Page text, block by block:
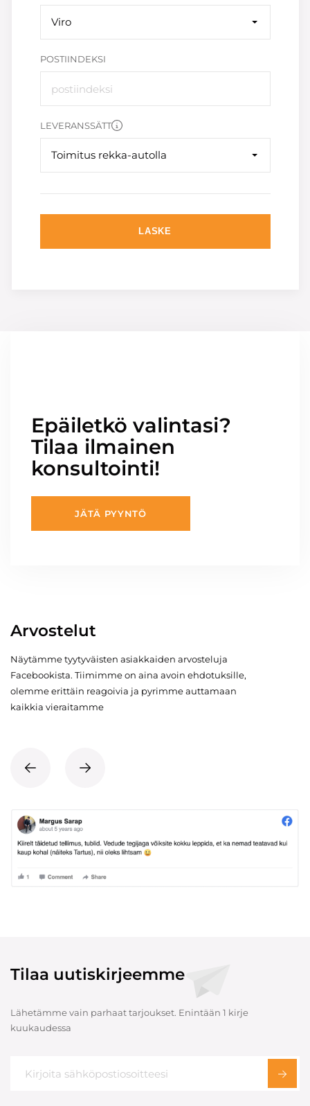
Viro
POSTIINDEKSI
LEVERANSSÄTT
Toimitus rekka-autolla
LASKE
Epäiletkö valintasi?
Tilaa ilmainen
konsultointi!
JÄTÄ PYYNTÖ
Arvostelut
Näytämme tyytyväisten asiakkaiden arvosteluja
Facebookista. Tiimimme on aina avoin ehdotuksille,
olemme erittäin reagoivia ja pyrimme auttamaan
kaikkia vieraitamme
Tilaa uutiskirjeemme
Lähetämme vain parhaat tarjoukset. Enintään 1 kirje
kuukaudessa